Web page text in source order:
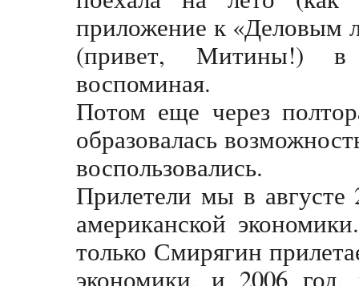
приложение к «Деловым
(привет, Митины!) в
воспоминая.
Потом еще через
образовалась
воспользовались.
Прилетели мы в августе
американской
только Смирягин
экономики, и 2006